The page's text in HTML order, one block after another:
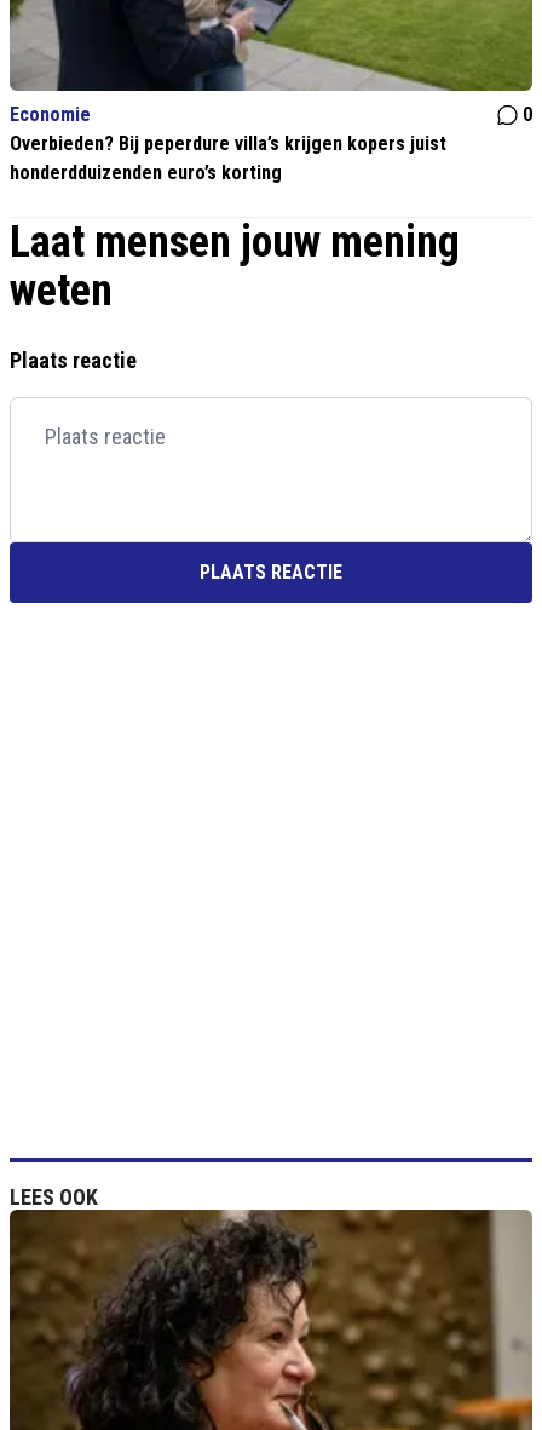
Economie
0
Overbieden? Bij peperdure villa’s krijgen kopers juist
honderdduizenden euro’s korting
Laat mensen jouw mening
weten
Plaats reactie
PLAATS REACTIE
LEES OOK